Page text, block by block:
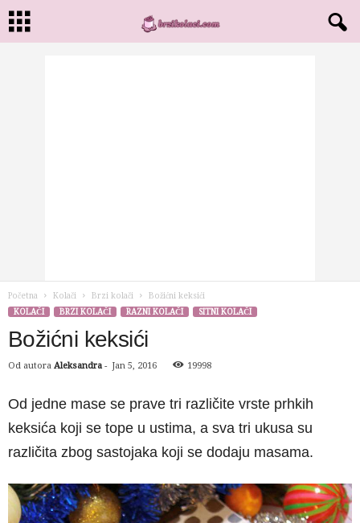
Početna Kolači Brzi kolači
Božićni keksići
KOLAČI
BRZI KOLAČI RAZNI KOLAČI SITNI KOLAČI
Božićni keksići
Od autora Aleksandra - Jan 5, 2016 19998
Od jedne mase se prave tri različite vrste prhkih
keksića koji se tope u ustima, a sva tri ukusa su
različita zbog sastojaka koji se dodaju masama.